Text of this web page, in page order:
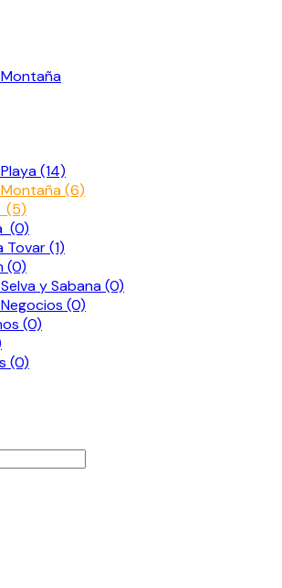
(14)
(6)
(5)
(0)
Tovar (1)
(0)
y Sabana (0)
(0)
(0)
(0)